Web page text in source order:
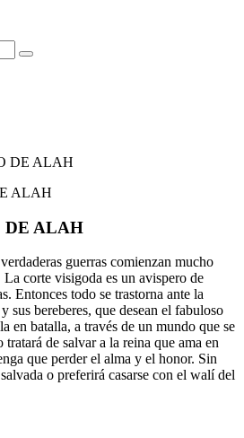
DE ALAH
DE ALAH
guerras comienzan mucho
La corte visigoda es un avispero de
Entonces todo se trastorna ante la
sus bereberes, que desean el fabuloso
en batalla, a través de un mundo que se
de salvar a la reina que ama en
que perder el alma y el honor. Sin
o preferirá casarse con el walí del